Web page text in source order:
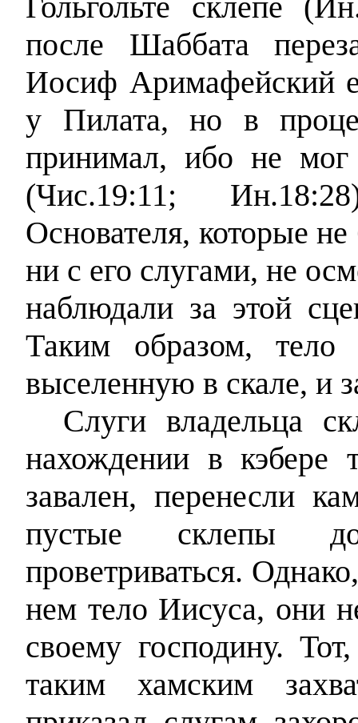
после Шаббата
Иосиф Аримафейский
у Пилата, но в
принимал, ибо не мог
(Чис.19:11;
Основателя, которые
ни с его слугами, не
наблюдали за этой
Таким образом,
выселенную в скале, и
Слуги владельца
нахождении в кэбере
завален, перенесли
пустые склепы
проветриваться.
нем тело Иисуса, они
своему господину.
таким хамским